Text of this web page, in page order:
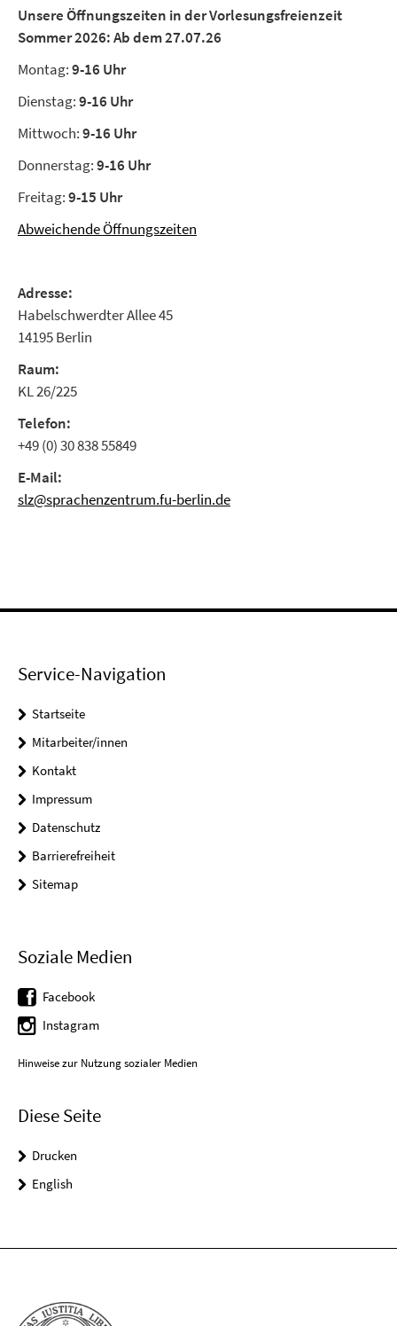
Unsere Öffnungszeiten in der Vorlesungsfreienzeit
Sommer 2026:Ab dem 27.07.26
Montag:9-16 Uhr
Dienstag:9-16 Uhr
Mittwoch:9-16 Uhr
Donnerstag:9-16 Uhr
Freitag:9-15 Uhr
Abweichende Öffnungszeiten
Adresse:
Habelschwerdter Allee 45
14195 Berlin
Raum:
KL 26/225
Telefon:
+49 (0) 30 838 55849
E-Mail:
slz@sprachenzentrum.fu-berlin.de
Service-Navigation
Startseite
Mitarbeiter/innen
Kontakt
Impressum
Datenschutz
Barrierefreiheit
Sitemap
Soziale Medien
Facebook
Instagram
Hinweise zur Nutzung sozialer Medien
Diese Seite
Drucken
English